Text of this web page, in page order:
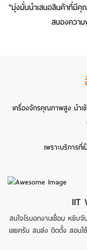
“มุ่งมั่นนำเสนอสินค้าที่มี
สนองควา
เครื่องจักรคุณภาพสูง นำเ
เพราะบริการที่
IIT
สนใจโรบอทงานเชื่อม หยิบ
เลยครับ สนส่ง ติดตั้ง สอนใ